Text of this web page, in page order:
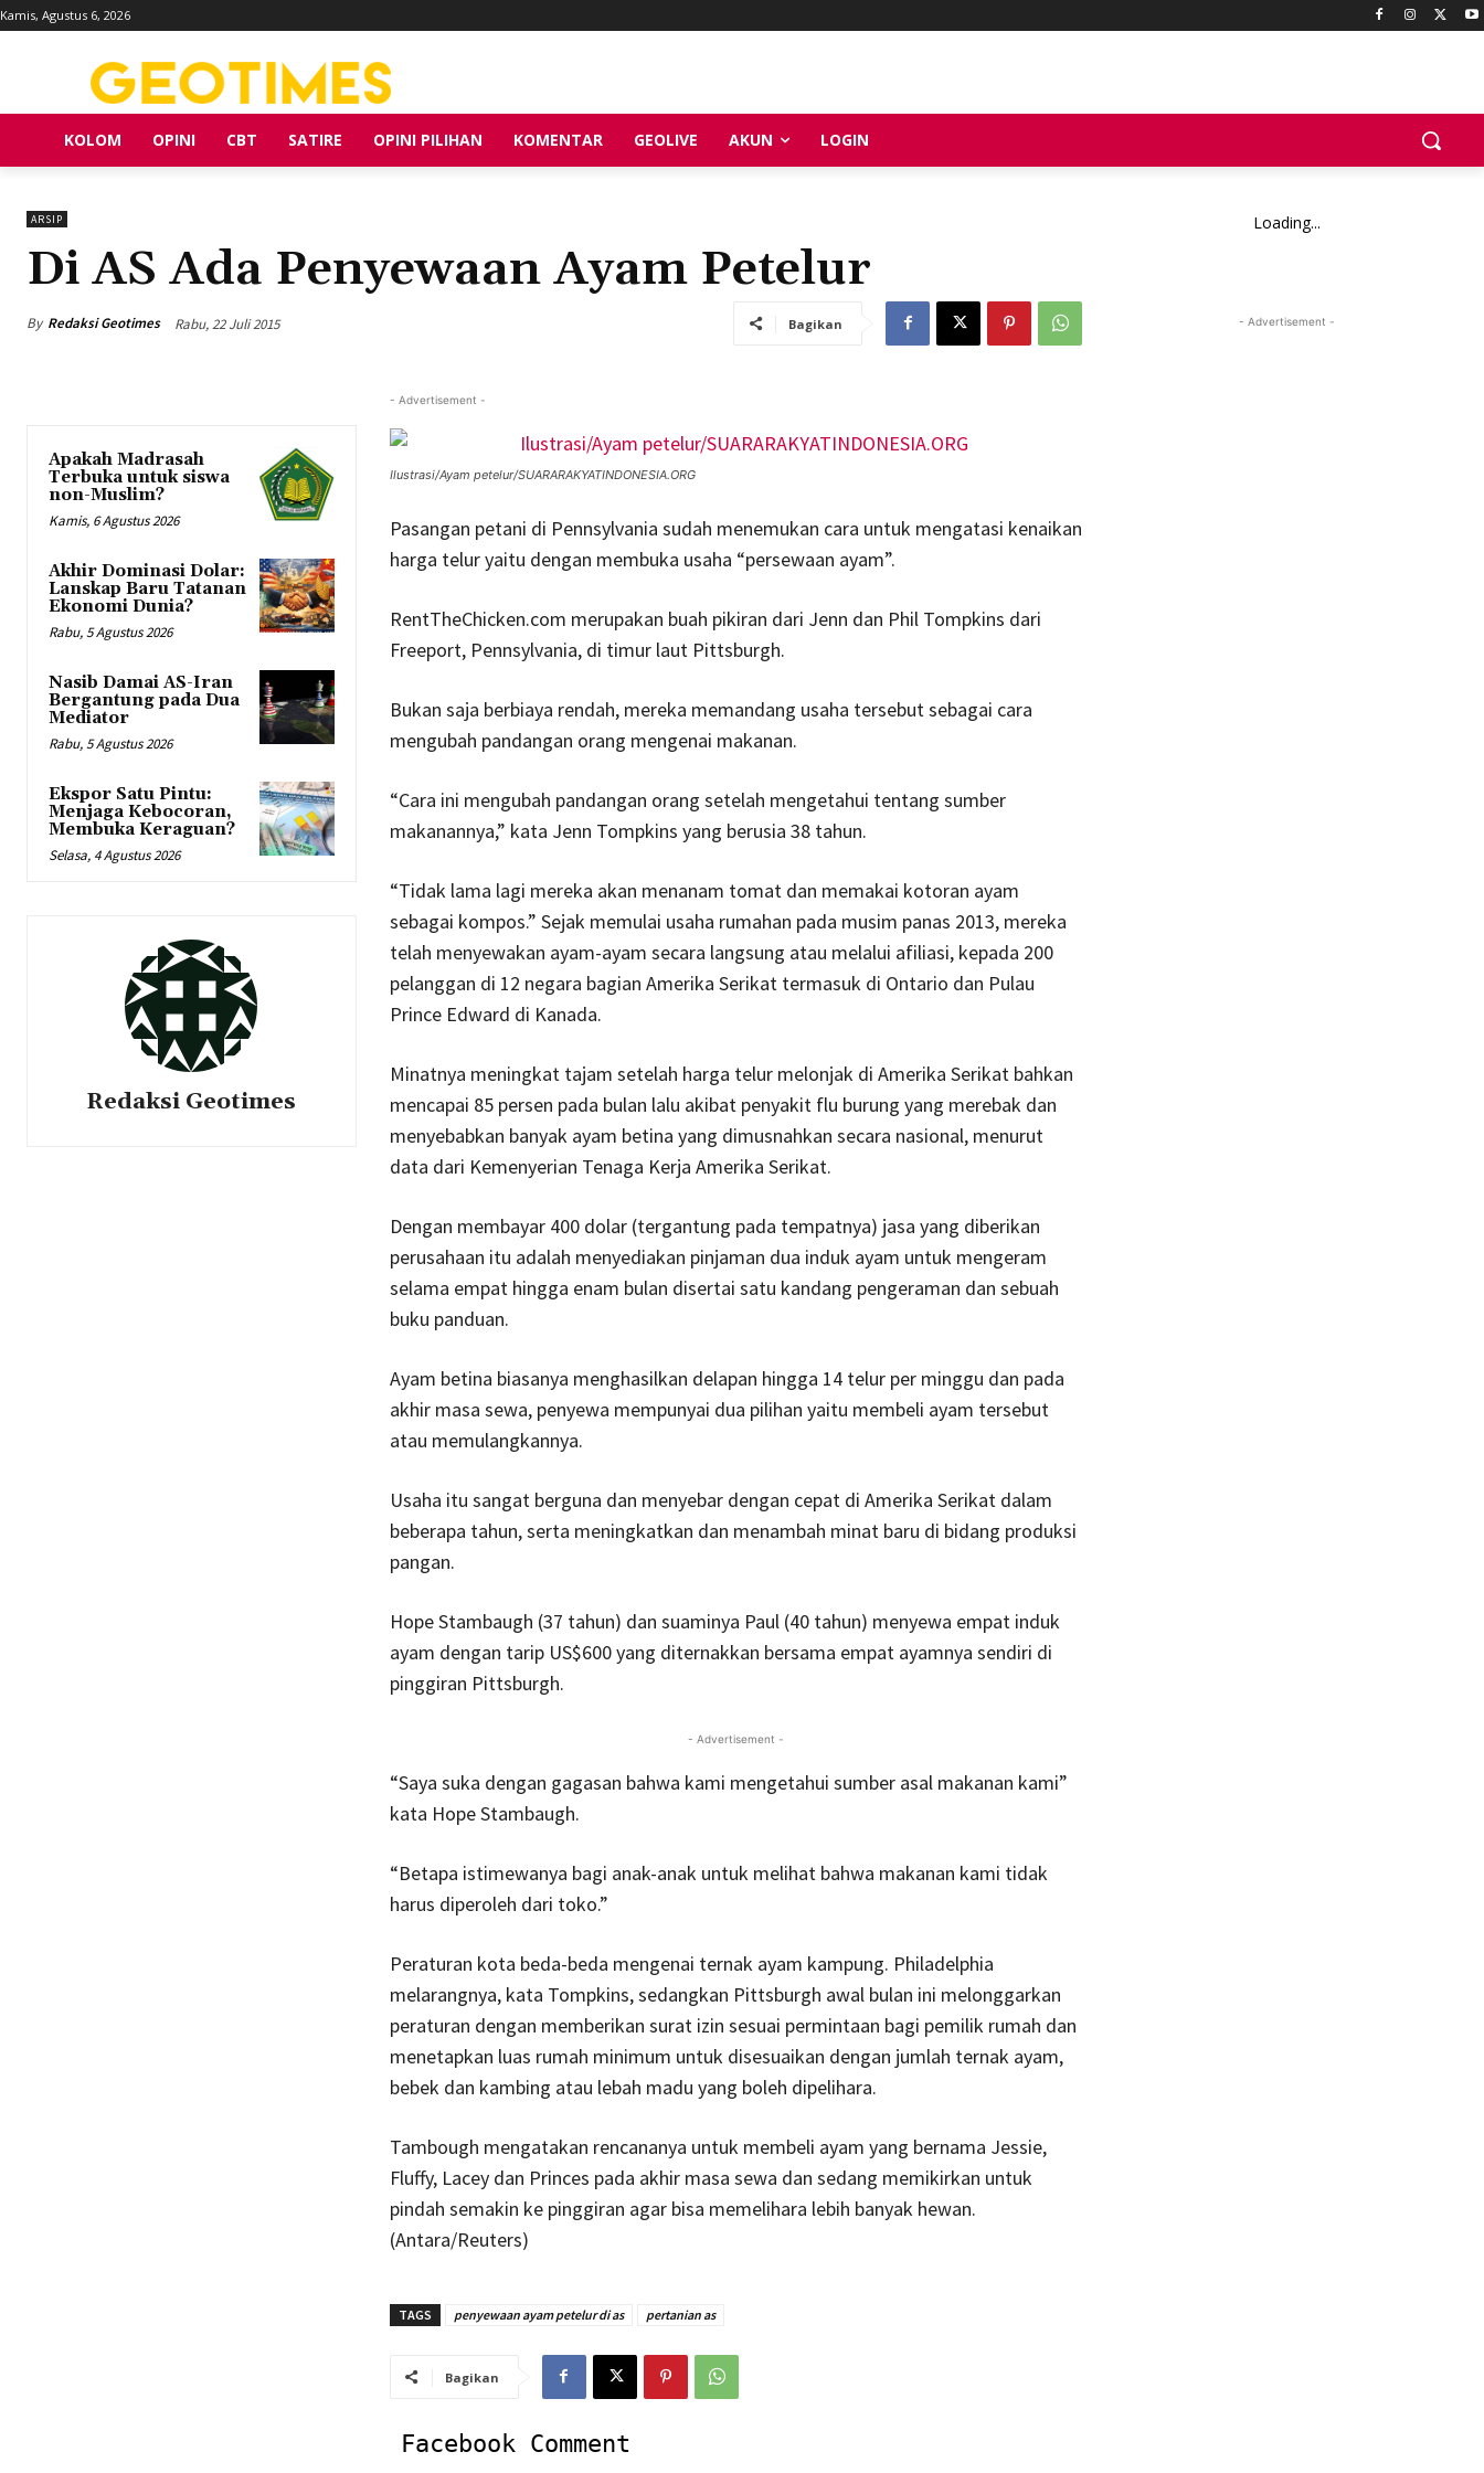
Kamis, Agustus 6, 2026
KOLOM OPINI CBT SATIRE OPINI PILIHAN KOMENTAR GEOLIVE AKUN LOGIN
ARSIP
Di AS Ada Penyewaan Ayam Petelur
By Redaksi Geotimes Rabu, 22 Juli 2015 Bagikan
Apakah Madrasah
Terbuka untuk siswa
non-Muslim?
Kamis, 6 Agustus 2026
Akhir Dominasi Dolar:
Lanskap Baru Tatanan
Ekonomi Dunia?
Rabu, 5 Agustus 2026
Nasib Damai AS-Iran
Bergantung pada Dua
Mediator
Rabu, 5 Agustus 2026
Ekspor Satu Pintu:
Menjaga Kebocoran,
Membuka Keraguan?
Selasa, 4 Agustus 2026
Redaksi Geotimes
- Advertisement -
Ilustrasi/Ayam petelur/SUARARAKYATINDONESIA.ORG
Pasangan petani di Pennsylvania sudah menemukan cara untuk mengatasi kenaikan
harga telur yaitu dengan membuka usaha “persewaan ayam”.
RentTheChicken.com merupakan buah pikiran dari Jenn dan Phil Tompkins dari
Freeport, Pennsylvania, di timur laut Pittsburgh.
Bukan saja berbiaya rendah, mereka memandang usaha tersebut sebagai cara
mengubah pandangan orang mengenai makanan.
“Cara ini mengubah pandangan orang setelah mengetahui tentang sumber
makanannya,” kata Jenn Tompkins yang berusia 38 tahun.
“Tidak lama lagi mereka akan menanam tomat dan memakai kotoran ayam
sebagai kompos.” Sejak memulai usaha rumahan pada musim panas 2013, mereka
telah menyewakan ayam-ayam secara langsung atau melalui afiliasi, kepada 200
pelanggan di 12 negara bagian Amerika Serikat termasuk di Ontario dan Pulau
Prince Edward di Kanada.
Minatnya meningkat tajam setelah harga telur melonjak di Amerika Serikat bahkan
mencapai 85 persen pada bulan lalu akibat penyakit flu burung yang merebak dan
menyebabkan banyak ayam betina yang dimusnahkan secara nasional, menurut
data dari Kemenyerian Tenaga Kerja Amerika Serikat.
Dengan membayar 400 dolar (tergantung pada tempatnya) jasa yang diberikan
perusahaan itu adalah menyediakan pinjaman dua induk ayam untuk mengeram
selama empat hingga enam bulan disertai satu kandang pengeraman dan sebuah
buku panduan.
Ayam betina biasanya menghasilkan delapan hingga 14 telur per minggu dan pada
akhir masa sewa, penyewa mempunyai dua pilihan yaitu membeli ayam tersebut
atau memulangkannya.
Usaha itu sangat berguna dan menyebar dengan cepat di Amerika Serikat dalam
beberapa tahun, serta meningkatkan dan menambah minat baru di bidang produksi
pangan.
Hope Stambaugh (37 tahun) dan suaminya Paul (40 tahun) menyewa empat induk
ayam dengan tarip US$600 yang diternakkan bersama empat ayamnya sendiri di
pinggiran Pittsburgh.
- Advertisement -
“Saya suka dengan gagasan bahwa kami mengetahui sumber asal makanan kami”
kata Hope Stambaugh.
“Betapa istimewanya bagi anak-anak untuk melihat bahwa makanan kami tidak
harus diperoleh dari toko.”
Peraturan kota beda-beda mengenai ternak ayam kampung. Philadelphia
melarangnya, kata Tompkins, sedangkan Pittsburgh awal bulan ini melonggarkan
peraturan dengan memberikan surat izin sesuai permintaan bagi pemilik rumah dan
menetapkan luas rumah minimum untuk disesuaikan dengan jumlah ternak ayam,
bebek dan kambing atau lebah madu yang boleh dipelihara.
Tambough mengatakan rencananya untuk membeli ayam yang bernama Jessie,
Fluffy, Lacey dan Princes pada akhir masa sewa dan sedang memikirkan untuk
pindah semakin ke pinggiran agar bisa memelihara lebih banyak hewan.
(Antara/Reuters)
TAGS penyewaan ayam petelur di as pertanian as
Bagikan
Facebook Comment
Loading...
- Advertisement -